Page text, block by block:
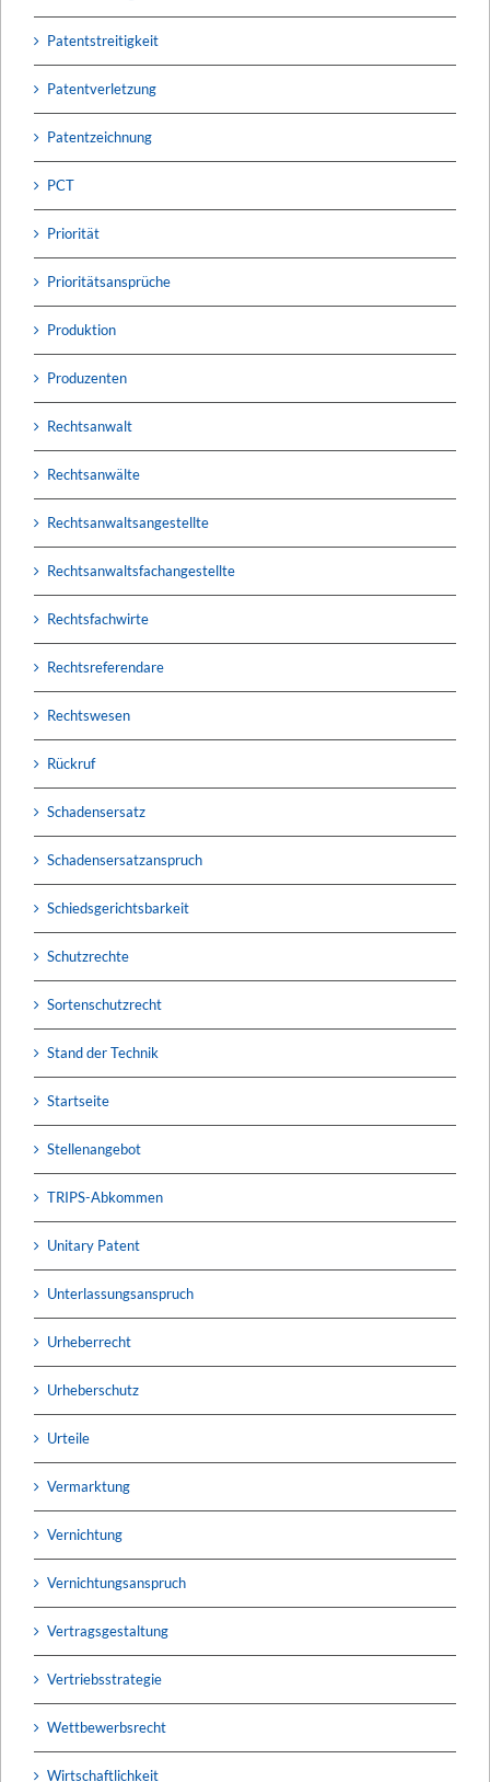
Patentstreitigkeit
Patentverletzung
Patentzeichnung
PCT
Priorität
Prioritätsansprüche
Produktion
Produzenten
Rechtsanwalt
Rechtsanwälte
Rechtsanwaltsangestellte
Rechtsanwaltsfachangestellte
Rechtsfachwirte
Rechtsreferendare
Rechtswesen
Rückruf
Schadensersatz
Schadensersatzanspruch
Schiedsgerichtsbarkeit
Schutzrechte
Sortenschutzrecht
Stand der Technik
Startseite
Stellenangebot
TRIPS-Abkommen
Unitary Patent
Unterlassungsanspruch
Urheberrecht
Urheberschutz
Urteile
Vermarktung
Vernichtung
Vernichtungsanspruch
Vertragsgestaltung
Vertriebsstrategie
Wettbewerbsrecht
Wirtschaftlichkeit